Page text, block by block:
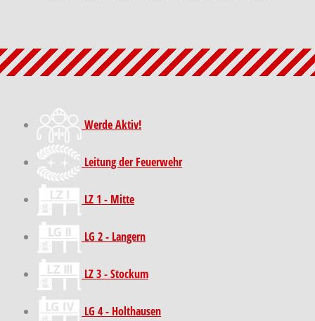
Werde Aktiv!
Leitung der Feuerwehr
LZ 1 - Mitte
LG 2 - Langern
LZ 3 - Stockum
LG 4 - Holthausen